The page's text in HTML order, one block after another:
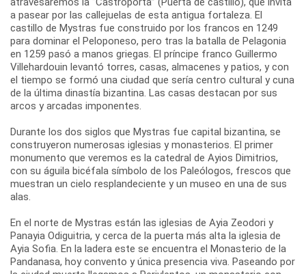
a pasear por las callejuelas de esta antigua fortaleza. El
castillo de Mystras fue construido por los francos en 1249
para dominar el Peloponeso, pero tras la batalla de Pelagonia
en 1259 pasó a manos griegas. El príncipe franco Guillermo
Villehardouin levantó torres, casas, almacenes y patios, y con
el tiempo se formó una ciudad que sería centro cultural y cuna
de la última dinastía bizantina. Las casas destacan por sus
arcos y arcadas imponentes.
Durante los dos siglos que Mystras fue capital bizantina, se
construyeron numerosas iglesias y monasterios. El primer
monumento que veremos es la catedral de Ayios Dimitrios,
con su águila bicéfala símbolo de los Paleólogos, frescos que
muestran un cielo resplandeciente y un museo en una de sus
alas.
En el norte de Mystras están las iglesias de Ayia Zeodori y
Panayia Odiguitria, y cerca de la puerta más alta la iglesia de
Ayia Sofia. En la ladera este se encuentra el Monasterio de la
Pandanasa, hoy convento y única presencia viva. Paseando por